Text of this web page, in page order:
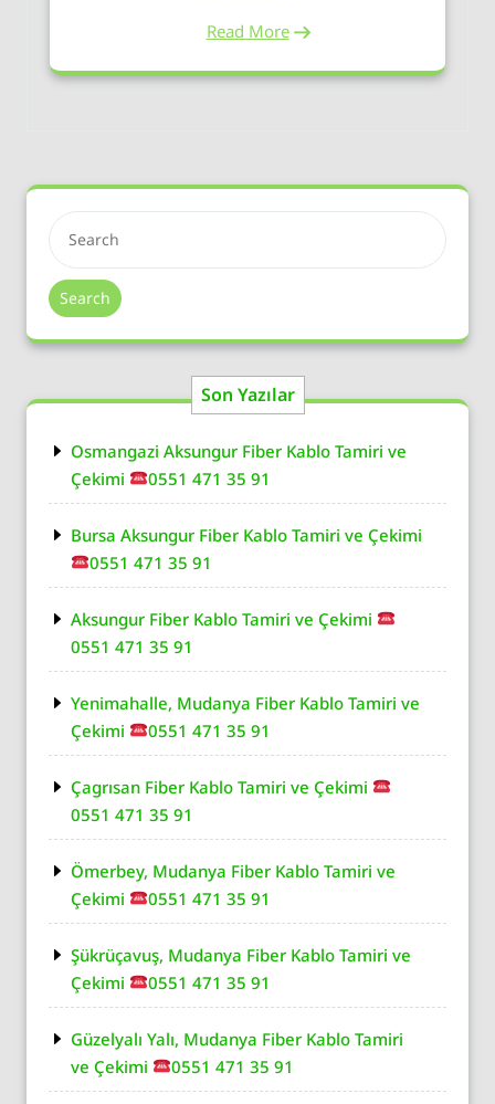
Read More
Search
Son Yazılar
Osmangazi Aksungur Fiber Kablo Tamiri ve
Çekimi
0551 471 35 91
Bursa Aksungur Fiber Kablo Tamiri ve Çekimi
0551 471 35 91
Aksungur Fiber Kablo Tamiri ve Çekimi
0551 471 35 91
Yenimahalle, Mudanya Fiber Kablo Tamiri ve
Çekimi
0551 471 35 91
Çagrısan Fiber Kablo Tamiri ve Çekimi
0551 471 35 91
Ömerbey, Mudanya Fiber Kablo Tamiri ve
Çekimi
0551 471 35 91
Şükrüçavuş, Mudanya Fiber Kablo Tamiri ve
Çekimi
0551 471 35 91
Güzelyalı Yalı, Mudanya Fiber Kablo Tamiri
ve Çekimi
0551 471 35 91